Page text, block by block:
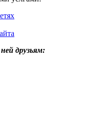
друзьям: